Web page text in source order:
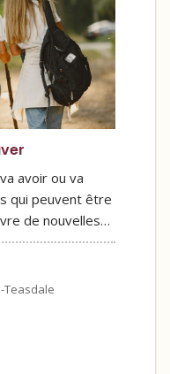
avoir ou va
qui peuvent être
de nouvelles…
Teasdale